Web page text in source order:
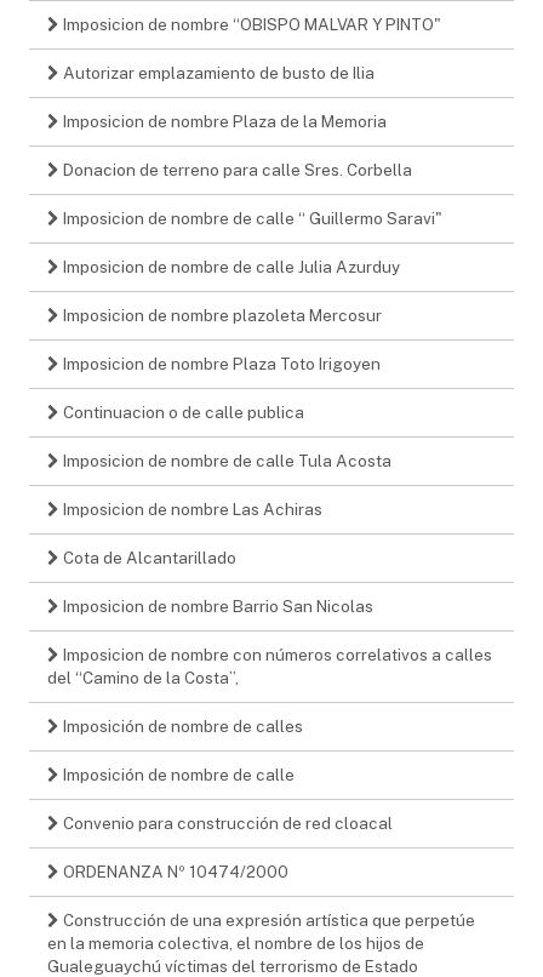
Imposicion de nombre “OBISPO MALVAR Y PINTO"
Autorizar emplazamiento de busto de Ilia
Imposicion de nombre Plaza de la Memoria
Donacion de terreno para calle Sres. Corbella
Imposicion de nombre de calle “ Guillermo Saravi"
Imposicion de nombre de calle Julia Azurduy
Imposicion de nombre plazoleta Mercosur
Imposicion de nombre Plaza Toto Irigoyen
Continuacion o de calle publica
Imposicion de nombre de calle Tula Acosta
Imposicion de nombre Las Achiras
Cota de Alcantarillado
Imposicion de nombre Barrio San Nicolas
Imposicion de nombre con números correlativos a calles
del “Camino de la Costa”,
Imposición de nombre de calles
Imposición de nombre de calle
Convenio para construcción de red cloacal
ORDENANZA Nº 10474/2000
Construcción de una expresión artística que perpetúe
en la memoria colectiva, el nombre de los hijos de
Gualeguaychú víctimas del terrorismo de Estado